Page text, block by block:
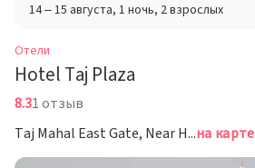
14 – 15 августа, 1 ночь, 2 взрослых
Отели
Hotel Taj Plaza
8.31 отзыв
Taj Mahal East Gate, Near Hotel Oberoi, Аграна карте